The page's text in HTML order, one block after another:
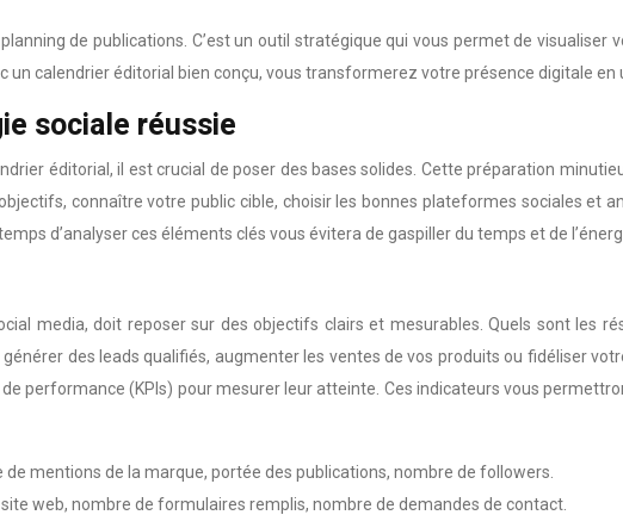
de publications. C’est un outil stratégique qui vous permet de
calendrier éditorial bien conçu, vous transformerez votre présence digitale en
sociale réussie
éditorial, il est crucial de poser des bases solides. Cette préparation
connaître votre public cible, choisir les bonnes plateformes sociales et
d’analyser ces éléments clés vous évitera de gaspiller du temps et de
media, doit reposer sur des objectifs clairs et mesurables. Quels sont les
des leads qualifiés, augmenter les ventes de vos produits ou fidéliser
performance (KPIs) pour mesurer leur atteinte. Ces indicateurs vous
mentions de la marque, portée des publications, nombre de followers.
web, nombre de formulaires remplis, nombre de demandes de contact.